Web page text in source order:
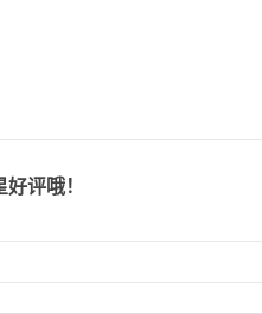
评哦！